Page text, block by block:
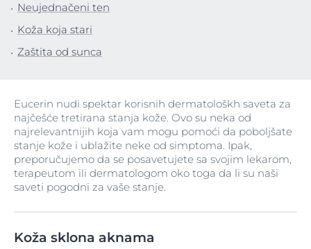
Neujednačeni ten
Koža koja stari
Zaštita od sunca
Eucerin nudi spektar korisnih dermatološkh saveta za
najčešće tretirana stanja kože. Ovo su neka od
najrelevantnijih koja vam mogu pomoći da poboljšate
stanje kože i ublažite neke od simptoma. Ipak,
preporučujemo da se posavetujete sa svojim lekarom,
terapeutom ili dermatologom oko toga da li su naši
saveti pogodni za vaše stanje.
Koža sklona aknama